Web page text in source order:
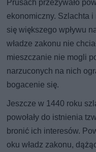
Prusach przeżywało
ekonomiczny. Szlachta
się większego wpływu
władze zakonu nie
mieszczanie nie mogli
narzuconych na nich
bogacenie się.
Jeszcze w 1440 roku
powołały do istnienia
bronić ich interesów.
oku władz zakonu,